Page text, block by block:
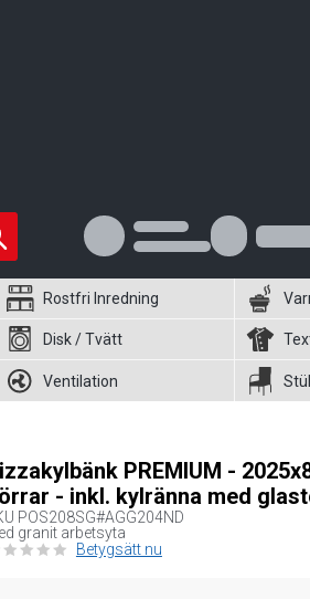
Rostfri Inredning
Disk / Tvätt
Ventilation
PREMIUM -
- inkl. kylränna med
POS208SG#AGG204ND
granit arbetsyta
Betygsätt nu